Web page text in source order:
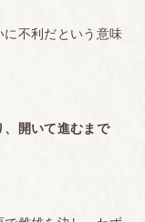
に不利だという意味
、開いて進むまで